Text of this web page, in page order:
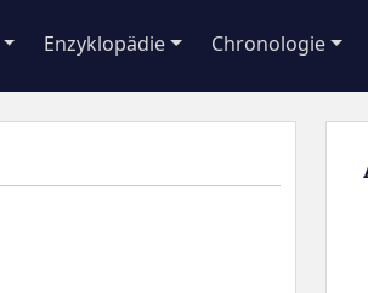
Enzyklopädie Chronologie